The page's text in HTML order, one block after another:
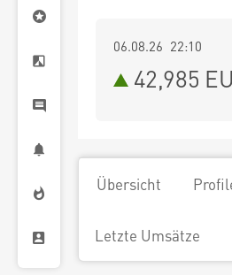
06.08.26 22:10
42,985
Übersicht
Letzte Umsätze